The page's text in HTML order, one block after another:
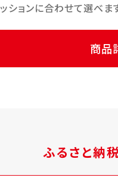
ッションに合わせて選べま
商品
ふるさと納